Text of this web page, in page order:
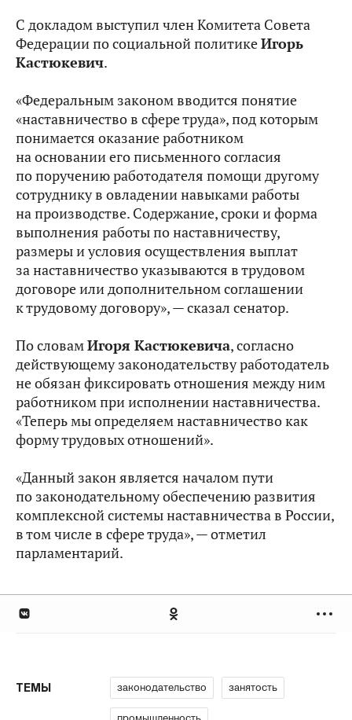
С докладом выступил член Комитета Совета
Федерации по социальной политикеИгорь
Кастюкевич.
«Федеральным законом вводится понятие
«наставничество в сфере труда», под которым
понимается оказание работником
на основании его письменного согласия
по поручению работодателя помощи другому
сотруднику в овладении навыками работы
на производстве. Содержание, сроки и форма
выполнения работы по наставничеству,
размеры и условия осуществления выплат
за наставничество указываются в трудовом
договоре или дополнительном соглашении
к трудовому договору», — сказал сенатор.
По словамИгоря Кастюкевича, согласно
действующему законодательству работодатель
не обязан фиксировать отношения между ним
работником при исполнении наставничества.
«Теперь мы определяем наставничество как
форму трудовых отношений».
«Данный закон является началом пути
по законодательному обеспечению развития
комплексной системы наставничества в России,
в том числе в сфере труда», — отметил
парламентарий.
ТЕМЫ законодательство занятость